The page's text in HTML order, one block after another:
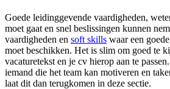
Goede leidinggevende vaardigheden,
moet gaat en snel beslissingen kunnen
vaardigheden en soft skills waar een
moet beschikken. Het is slim om goed te
vacaturetekst en je cv hierop aan te
iemand die het team kan motiveren en
laat dit dan terugkomen in deze sectie.